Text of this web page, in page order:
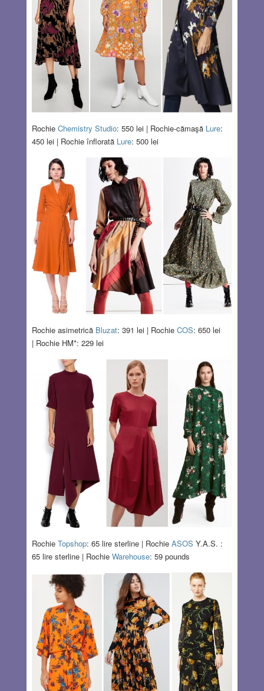
Rochie Chemistry Studio: 550 lei | Rochie-cămaşă Lure:
450 lei | Rochie înflorată Lure: 500 lei
Rochie asimetrică Bluzat: 391 lei | Rochie COS: 650 lei
| Rochie HM*: 229 lei
Rochie Topshop: 65 lire sterline | Rochie ASOS Y.A.S. :
65 lire sterline | Rochie Warehouse: 59 pounds